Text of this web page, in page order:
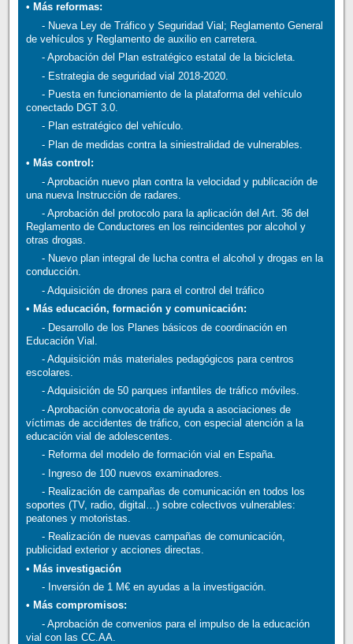
• Más reformas:
- Nueva Ley de Tráfico y Seguridad Vial; Reglamento General
de vehículos y Reglamento de auxilio en carretera.
- Aprobación del Plan estratégico estatal de la bicicleta.
- Estrategia de seguridad vial 2018-2020.
- Puesta en funcionamiento de la plataforma del vehículo
conectado DGT 3.0.
- Plan estratégico del vehículo.
- Plan de medidas contra la siniestralidad de vulnerables.
• Más control:
- Aprobación nuevo plan contra la velocidad y publicación de
una nueva Instrucción de radares.
- Aprobación del protocolo para la aplicación del Art. 36 del
Reglamento de Conductores en los reincidentes por alcohol y
otras drogas.
- Nuevo plan integral de lucha contra el alcohol y drogas en la
conducción.
- Adquisición de drones para el control del tráfico
• Más educación, formación y comunicación:
- Desarrollo de los Planes básicos de coordinación en
Educación Vial.
- Adquisición más materiales pedagógicos para centros
escolares.
- Adquisición de 50 parques infantiles de tráfico móviles.
- Aprobación convocatoria de ayuda a asociaciones de
víctimas de accidentes de tráfico, con especial atención a la
educación vial de adolescentes.
- Reforma del modelo de formación vial en España.
- Ingreso de 100 nuevos examinadores.
- Realización de campañas de comunicación en todos los
soportes (TV, radio, digital…) sobre colectivos vulnerables:
peatones y motoristas.
- Realización de nuevas campañas de comunicación,
publicidad exterior y acciones directas.
• Más investigación
- Inversión de 1 M€ en ayudas a la investigación.
• Más compromisos:
- Aprobación de convenios para el impulso de la educación
vial con las CC.AA.